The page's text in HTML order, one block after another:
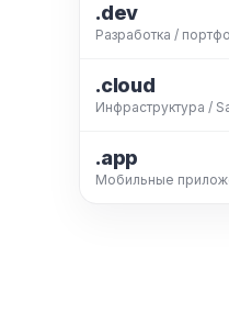
.dev
Разработка /
.cloud
Инфраструктура /
.app
Мобильные